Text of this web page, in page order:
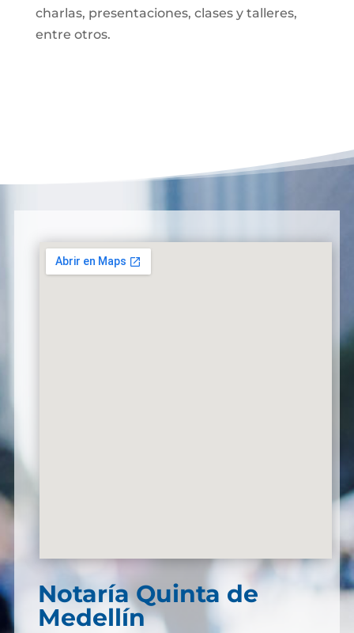
charlas, presentaciones, clases y talleres,
entre otros.
Notaría Quinta de
Medellín